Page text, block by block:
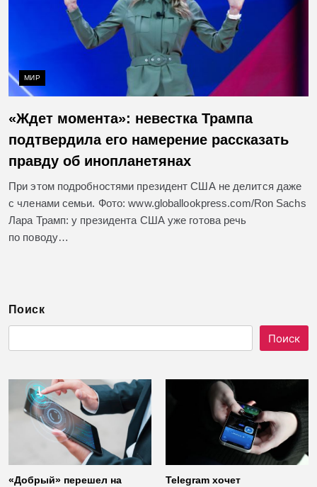
МИР
«Ждет момента»: невестка Трампа
подтвердила его намерение рассказать
правду об инопланетянах
При этом подробностями президент США не делится даже
с членами семьи. Фото: www.globallookpress.com/Ron Sachs
Лара Трамп: у президента США уже готова речь
по поводу…
Поиск
Поиск
«Добрый» перешел на
Telegram хочет